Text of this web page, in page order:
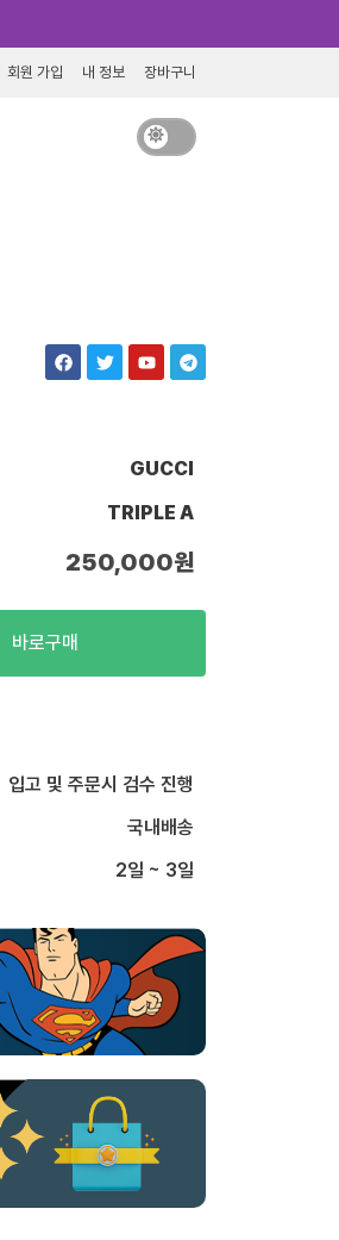
회원 가입 내 정보 장바구니
F
a
c
T
w
i
Y
o
u
e
T
e
l
a
m
GUCCI
TRIPLE A
250,000원
바로구매
입고 및 주문시 검수 진행
국내배송
2일 ~ 3일